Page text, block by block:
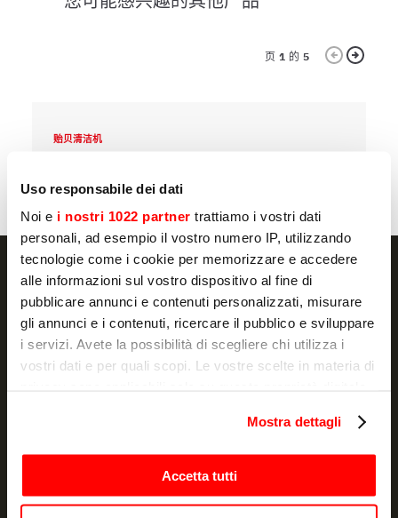
Uso responsabile dei dati
Noi e i nostri 1022 partner trattiamo i vostri dati
personali, ad esempio il vostro numero IP, utilizzando
tecnologie come i cookie per memorizzare e accedere
alle informazioni sul vostro dispositivo al fine di
pubblicare annunci e contenuti personalizzati, misurare
gli annunci e i contenuti, ricercare il pubblico e sviluppare
i servizi. Avete la possibilità di scegliere chi utilizza i
vostri dati e per quali scopi. Le vostre scelte in materia di
modificare o revocare il proprio consenso in qualsiasi
momento dalla Dichiarazione sui cookie o facendo clic
sull'icona di attivazione della privacy.
Mostra dettagli
Accetta tutti
页 1 的 5
贻贝清洁机
NEWSLETTER
Promotions and news, directly in your email
目的